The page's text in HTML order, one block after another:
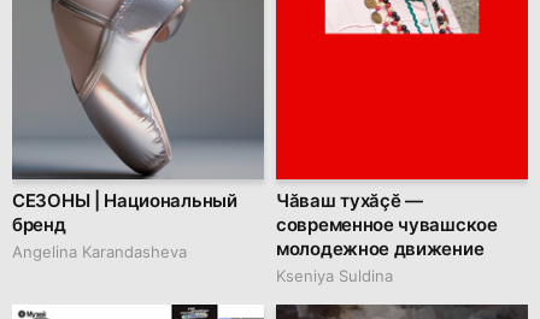
СЕЗОНЫ | Национальный
бренд
Angelina Karandasheva
Чӑваш тухӑҫӗ —
современное чувашское
молодежное движение
Kseniya Suldina